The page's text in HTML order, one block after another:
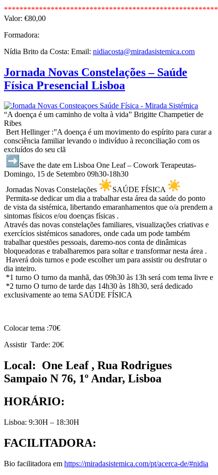
Valor: €80,00
Formadora:
Nídia Brito da Costa: Email: nidiacosta@miradasistemica.com
Jornada Novas Constelações – Saúde
Física Presencial Lisboa
“A doença é um caminho de volta à vida” Brigitte Champetier de
Ribes
Bert Hellinger :”A doença é um movimento do espírito para curar a
consciência familiar levando o indivíduo à reconciliação com os
excluídos do seu clã
Save the date em Lisboa One Leaf – Cowork Terapeutas-
Domingo, 15 de Setembro 09h30-18h30
Jornadas Novas Constelações
SAÚDE FÍSICA
Permita-se dedicar um dia a trabalhar esta área da saúde do ponto
de vista da sistémica, libertando emaranhamentos que o/a prendem a
sintomas físicos e/ou doenças físicas .
Através das novas constelações familiares, visualizações criativas e
exercícios sistémicos sanadores, onde cada um pode também
trabalhar questões pessoais, daremo-nos conta de dinâmicas
bloqueadoras e trabalharemos para soltar e transformar nesta área .
Haverá dois turnos e pode escolher um para assistir ou desfrutar o
dia inteiro.
*1 turno O turno da manhã, das 09h30 às 13h será com tema livre e
*2 turno O turno de tarde das 14h30 às 18h30, será dedicado
exclusivamente ao tema SAÚDE FÍSICA
Colocar tema :70€
Assistir Tarde: 20€
Local: One Leaf , Rua Rodrigues
Sampaio N 76, 1º Andar, Lisboa
HORÁRIO:
Lisboa: 9:30H – 18:30H
FACILITADORA:
Bio facilitadora em https://miradasistemica.com/pt/acerca-de/#nidia